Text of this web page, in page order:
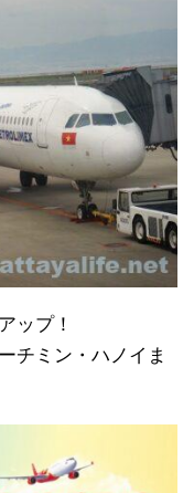
ップ！
チミン・ハノイま